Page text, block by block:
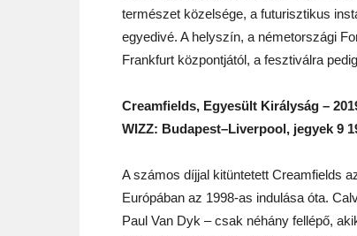
természet közelsége, a futurisztikus
egyedivé. A helyszín, a németországi
Frankfurt központjától, a fesztiválra
Creamfields, Egyesült Királyság –
WIZZ: Budapest–Liverpool, jegyek 9
A számos díjjal kitüntetett Creamfields
Európában az 1998-as indulása óta.
Paul Van Dyk – csak néhány fellépő,